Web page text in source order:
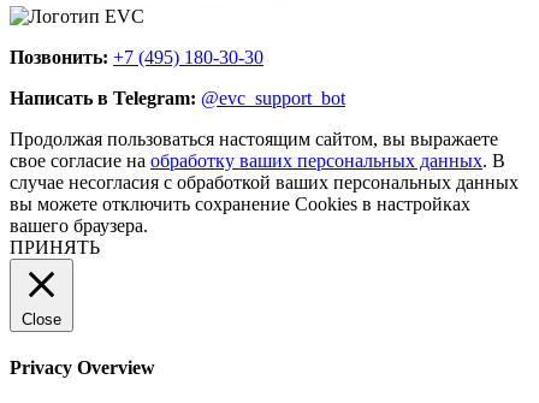
Позвонить: +7 (495) 180-30-30
Написать в Telegram: @evc_support_bot
Продолжая пользоваться настоящим сайтом, вы выражаете
свое согласие на обработку ваших персональных данных. В
случае несогласия с обработкой ваших персональных данных
вы можете отключить сохранение Cookies в настройках
вашего браузера.
ПРИНЯТЬ
Close
Privacy Overview